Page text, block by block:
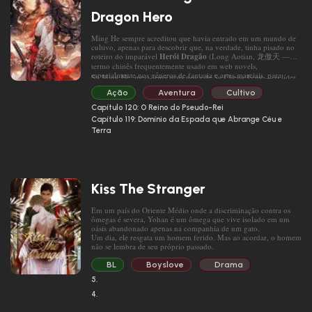
Dragon Hero
Ming He sempre acreditou que havia entrado em um mundo de
cultivo, apenas para descobrir que, na verdade, tinha pisado no
roteiro do imparável Herói Dragão (Long Aotian, 龙傲天 —
termo chinês frequentemente usado em web novels,
especialmente nos gêneros de fantasia e artes marciais, para
descrever um personagem excepcionalmente poderoso, confiante
e com forte senso de superioridade).
Su Ming He, meia-irmã mais nova de Su Cheng Feng — o líder
da família Su —, é a tia do protagonista, o Herói Dragão. Ela
ridiculariza o herói caído e se torna um dos degraus em sua
ascensão…
No entanto, Su Cheng Feng ainda é apenas o jovem mestre da
família Su, um discípulo interno da Seita Liu Yun, e a mãe do
Herói Dragão acabou de chegar à Seita Liu Yun como discípula
Com uma lâmina azul de três pés em mãos, ela trilhará o
estrelas da Montanha Espiritual das Mil Camadas, e verá as ondas
furiosas da Grande Serpente no vasto Mar do Leste. Ela deseja
assistir ao duelo dos maiores talentos dos Rankings Dragão e
Tigre!
Mas — o que há com essa mulher que sempre fica ao seu lado,
sorrindo de maneira sedutora, como uma tentação, e tentando
tocá-la o tempo todo? Ela não é a mãe do Herói Dragão?
1.Nove estágios do cultivo: Refinamento do Qi, Guia Espiritual,
Xuan Wei, Dispersão do Pó, Controle do Vento, Origem Celestial,
Ação Aventura Cultivo
Capítulo 120: O Reino do Pseudo-Rei
Capítulo 119: Domínio da Espada que Abrange Céu e
Terra
Kiss The Stranger
Em um país do Oriente Médio onde a discriminação contra os
ômegas é severa, Yohan é um ômega que vive isolado em um
oásis abandonado apenas na companhia de um gato.
Um dia, ele resgata um homem ferido. Mas ao acordar, o homem
não se lembra de seu próprio passado.
Passando o tempo juntos, Yohan se apaixona por ele, mas, de
repente, o homem desaparece sem deixar rastros. Após muito
tempo esperando ansiosamente por ele, Yohan inesperadamente
conhece o príncipe herdeiro, que se parece exatamente com
aquele homem.
No entanto, o príncipe herdeiro não reconhece Yohan de forma
alguma…
BL Boyslove Drama
5.
4.